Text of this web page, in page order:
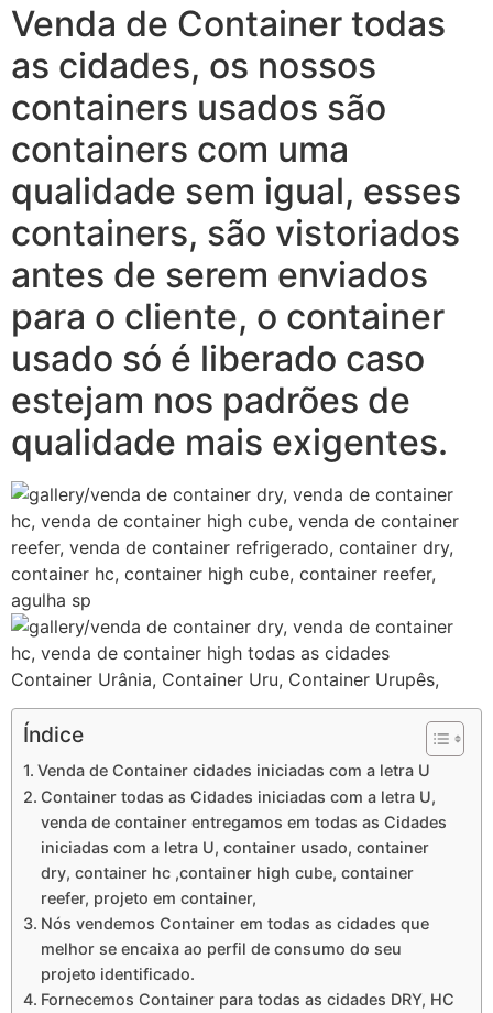
Venda de Container todas
as cidades, os nossos
containers usados são
containers com uma
qualidade sem igual, esses
containers, são vistoriados
antes de serem enviados
para o cliente, o container
usado só é liberado caso
estejam nos padrões de
qualidade mais exigentes.
Container Urânia, Container Uru, Container Urupês,
Índice
Venda de Container cidades iniciadas com a letra U
Container todas as Cidades iniciadas com a letra U,
venda de container entregamos em todas as Cidades
iniciadas com a letra U, container usado, container
dry, container hc ,container high cube, container
reefer, projeto em container,
Nós vendemos Container em todas as cidades que
melhor se encaixa ao perfil de consumo do seu
projeto identificado.
Fornecemos Container para todas as cidades DRY, HC